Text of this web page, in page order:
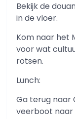
Bekijk de
in de vloer.
Kom naar het
voor wat
rotsen.
Lunch:
Ga terug naar
veerboot naar